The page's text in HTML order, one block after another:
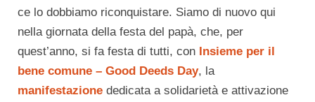
ce lo dobbiamo riconquistare. Siamo di nuovo qui
nella giornata della festa del papà, che, per
quest’anno, si fa festa di tutti, con Insieme per il
bene comune – Good Deeds Day, la
manifestazione dedicata a solidarietà e attivazione